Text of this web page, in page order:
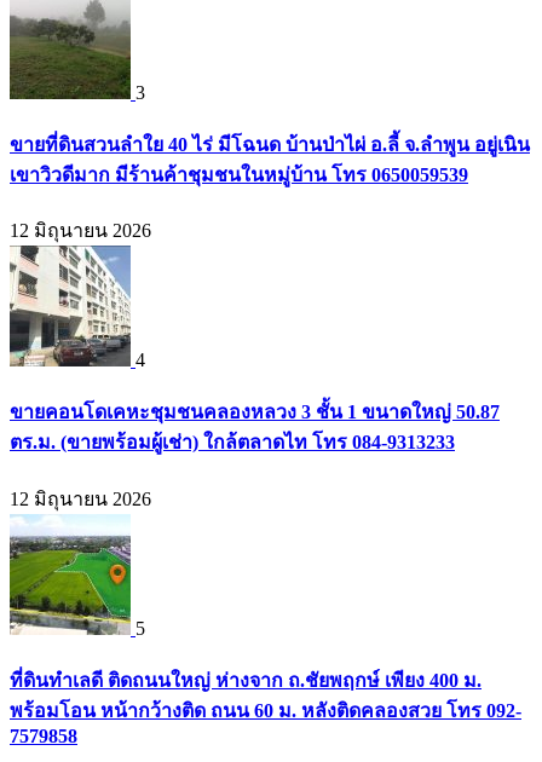
3
ขายที่ดินสวนลำใย 40 ไร่ มีโฉนด บ้านป่าไผ่ อ.ลี้ จ.ลำพูน อยู่เนิน
เขาวิวดีมาก มีร้านค้าชุมชนในหมู่บ้าน โทร 0650059539
12 มิถุนายน 2026
4
ขายคอนโดเคหะชุมชนคลองหลวง 3 ชั้น 1 ขนาดใหญ่ 50.87
ตร.ม. (ขายพร้อมผู้เช่า) ใกล้ตลาดไท โทร 084-9313233
12 มิถุนายน 2026
5
ที่ดินทำเลดี ติดถนนใหญ่ ห่างจาก ถ.ชัยพฤกษ์ เพียง 400 ม.
พร้อมโอน หน้ากว้างติด ถนน 60 ม. หลังติดคลองสวย โทร 092-
7579858